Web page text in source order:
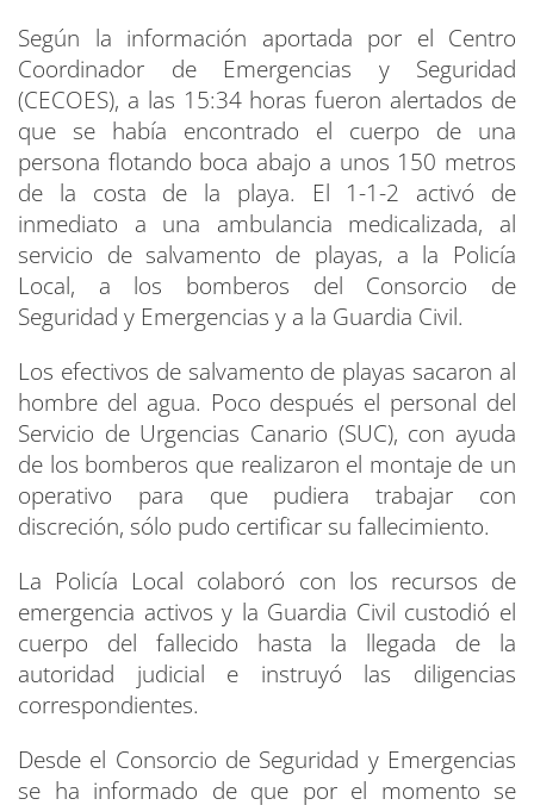
Según la información aportada por el Centro
Coordinador de Emergencias y Seguridad
(CECOES), a las 15:34 horas fueron alertados de
que se había encontrado el cuerpo de una
persona flotando boca abajo a unos 150 metros
de la costa de la playa. El 1-1-2 activó de
inmediato a una ambulancia medicalizada, al
servicio de salvamento de playas, a la Policía
Local, a los bomberos del Consorcio de
Seguridad y Emergencias y a la Guardia Civil.
Los efectivos de salvamento de playas sacaron al
hombre del agua. Poco después el personal del
Servicio de Urgencias Canario (SUC), con ayuda
de los bomberos que realizaron el montaje de un
operativo para que pudiera trabajar con
discreción, sólo pudo certificar su fallecimiento.
La Policía Local colaboró con los recursos de
emergencia activos y la Guardia Civil custodió el
cuerpo del fallecido hasta la llegada de la
autoridad judicial e instruyó las diligencias
correspondientes.
Desde el Consorcio de Seguridad y Emergencias
se ha informado de que por el momento se